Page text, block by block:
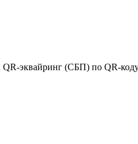
QR-эквайринг (СБП) по QR-